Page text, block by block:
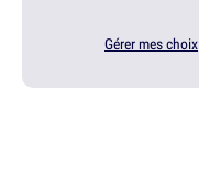
Gérer mes choix